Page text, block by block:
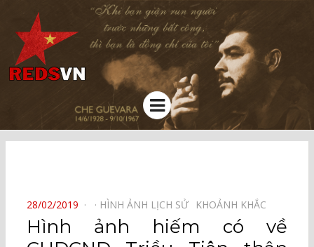
Kênh chia sẻ tri thức cộng đồng
Menu
POSTED
ON
28/02/2019 HÌNH ẢNH LỊCH SỬ⠀ KHOẢNH KHẮC⠀
Hình ảnh hiếm có về